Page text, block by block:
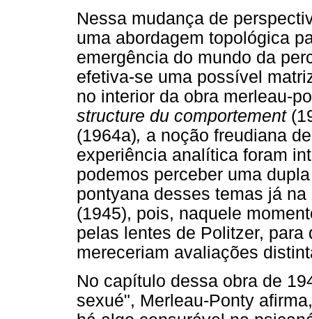
Nessa mudança de
uma abordagem topológica
emergência do mundo da
efetiva-se uma possível
no interior da obra merleau-
structure du comportement
(1964a), a noção freudiana
experiência analítica foram
podemos perceber uma
pontyana desses temas já na
(1945), pois, naquele
pelas lentes de Politzer,
mereceriam avaliações
No capítulo dessa obra de
sexué", Merleau-Ponty